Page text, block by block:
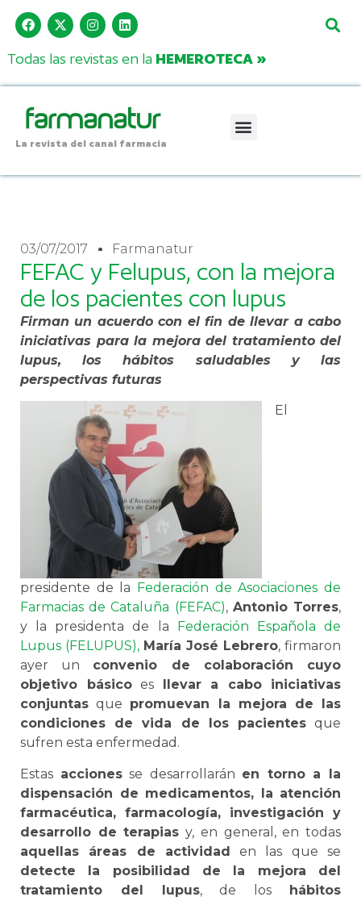
Todas las revistas en la HEMEROTECA »
La revista del canal farmacia
03/07/2017 Farmanatur
FEFAC y Felupus, con la mejora
de los pacientes con lupus
Firman un acuerdo con el fin de llevar a cabo
iniciativas para la mejora del tratamiento del
lupus, los hábitos saludables y las
perspectivas futuras
El
presidente de la Federación de Asociaciones de
Farmacias de Cataluña (FEFAC), Antonio Torres,
y la presidenta de la Federación Española de
Lupus (FELUPUS), María José Lebrero, firmaron
ayer un convenio de colaboración cuyo
objetivo básicoes llevar a cabo iniciativas
conjuntas que promuevan la mejora de las
condiciones de vida de los pacientesque
sufren esta enfermedad.
Estas accionesse desarrollarán en torno a la
dispensación de medicamentos, la atención
farmacéutica, farmacología, investigación y
desarrollo de terapias y, en general, en todas
aquellas áreas de actividad en las que se
detecte la posibilidad de la mejora del
tratamiento del lupus, de los hábitos